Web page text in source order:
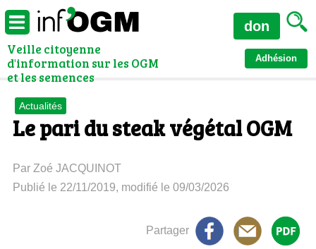
Veille citoyenne
d'information sur les OGM
et les semences
Adhésion
don
Actualités
Le pari du steak végétal OGM
Par Zoé JACQUINOT
Publié le 22/11/2019, modifié le 09/03/2026
Partager